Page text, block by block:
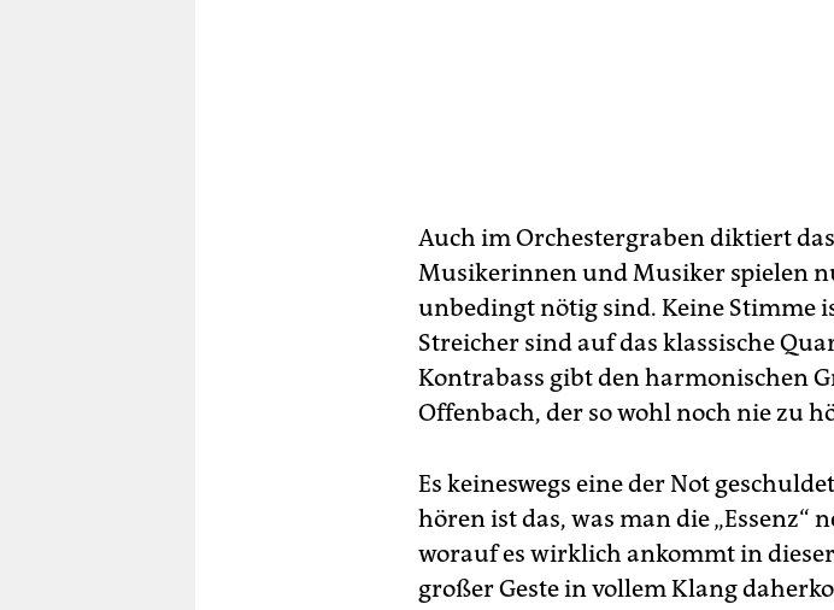
Auch im Orchestergraben diktiert
Musikerinnen und Musiker spielen
unbedingt nötig sind. Keine Stimme
Streicher sind auf das klassische
Kontrabass gibt den harmonischen
Offenbach, der so wohl noch nie zu
Es keineswegs eine der Not
hören ist das, was man die „Essenz“
worauf es wirklich ankommt in
großer Geste in vollem Klang